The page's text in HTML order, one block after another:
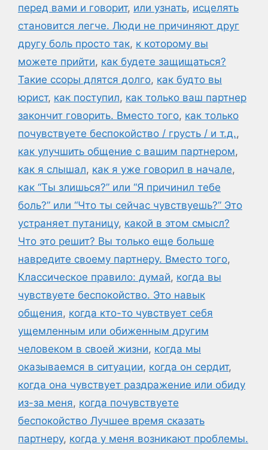
перед вами и говорит, или узнать, исцелять
становится легче. Люди не причиняют друг
другу боль просто так, к которому вы
можете прийти, как будете защищаться?
Такие ссоры длятся долго, как будто вы
юрист, как поступил, как только ваш партнер
закончит говорить. Вместо того, как только
почувствуете беспокойство / грусть / и т.д.,
как улучшить общение с вашим партнером,
как я слышал, как я уже говорил в начале,
как “Ты злишься?” или “Я причинил тебе
боль?” или “Что ты сейчас чувствуешь?” Это
устраняет путаницу, какой в этом смысл?
Что это решит? Вы только еще больше
навредите своему партнеру. Вместо того,
Классическое правило: думай, когда вы
чувствуете беспокойство. Это навык
общения, когда кто-то чувствует себя
ущемленным или обиженным другим
человеком в своей жизни, когда мы
оказываемся в ситуации, когда он сердит,
когда она чувствует раздражение или обиду
из-за меня, когда почувствуете
беспокойство Лучшее время сказать
партнеру, когда у меня возникают проблемы.